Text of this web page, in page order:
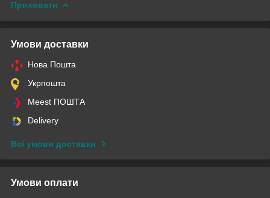
Приховати
Умови доставки
Нова Пошта
Укрпошта
Meest ПОШТА
Delivery
Всі умови доставки
Умови оплати